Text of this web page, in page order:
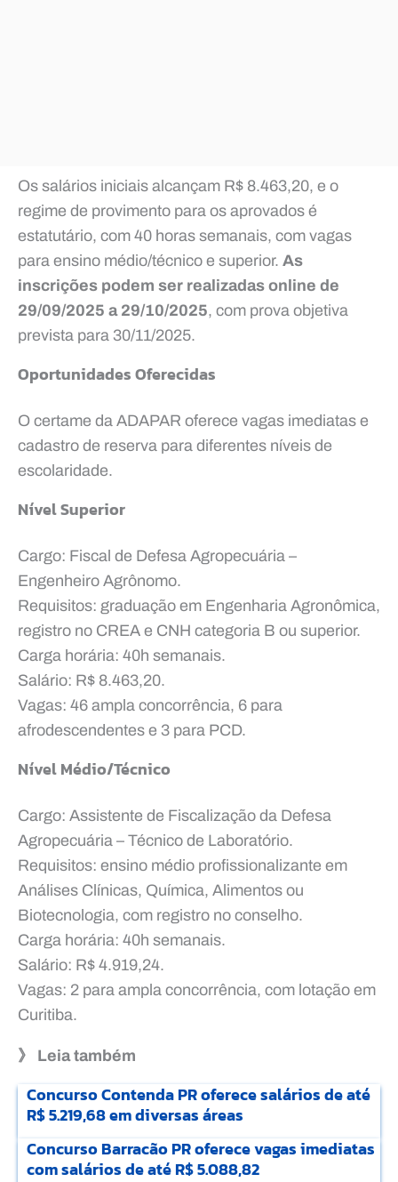
Os salários iniciais alcançam R$ 8.463,20, e o
regime de provimento para os aprovados é
estatutário, com 40 horas semanais, com vagas
para ensino médio/técnico e superior. As
inscrições podem ser realizadas online de
29/09/2025 a 29/10/2025, com prova objetiva
prevista para 30/11/2025.
Oportunidades Oferecidas
O certame da ADAPAR oferece vagas imediatas e
cadastro de reserva para diferentes níveis de
escolaridade.
Nível Superior
Cargo: Fiscal de Defesa Agropecuária –
Engenheiro Agrônomo.
Requisitos: graduação em Engenharia Agronômica,
registro no CREA e CNH categoria B ou superior.
Carga horária: 40h semanais.
Salário: R$ 8.463,20.
Vagas: 46 ampla concorrência, 6 para
afrodescendentes e 3 para PCD.
Nível Médio/Técnico
Cargo: Assistente de Fiscalização da Defesa
Agropecuária – Técnico de Laboratório.
Requisitos: ensino médio profissionalizante em
Análises Clínicas, Química, Alimentos ou
Biotecnologia, com registro no conselho.
Carga horária: 40h semanais.
Salário: R$ 4.919,24.
Vagas: 2 para ampla concorrência, com lotação em
Curitiba.
》 Leia também
Concurso Contenda PR oferece salários de até
R$ 5.219,68 em diversas áreas
Concurso Barracão PR oferece vagas imediatas
com salários de até R$ 5.088,82